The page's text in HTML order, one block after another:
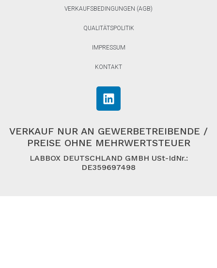
VERKAUFSBEDINGUNGEN (AGB)
QUALITÄTSPOLITIK
IMPRESSUM
KONTAKT
VERKAUF NUR AN GEWERBETREIBENDE /
PREISE OHNE MEHRWERTSTEUER
LABBOX DEUTSCHLAND GMBH USt-IdNr.:
DE359697498